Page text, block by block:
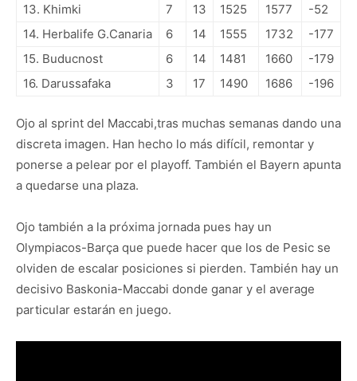
13. Khimki
7 13 1525 1577
-52
14. Herbalife G.Canaria
6 14 1555 1732
-177
15. Buducnost
6 14 1481 1660
-179
16. Darussafaka
3 17 1490 1686 -196
Ojo al sprint del Maccabi,tras muchas semanas dando una
discreta imagen. Han hecho lo más difícil, remontar y
ponerse a pelear por el playoff. También el Bayern apunta
a quedarse una plaza.
Ojo también a la próxima jornada pues hay un
Olympiacos-Barça que puede hacer que los de Pesic se
olviden de escalar posiciones si pierden. También hay un
decisivo Baskonia-Maccabi donde ganar y el average
particular estarán en juego.